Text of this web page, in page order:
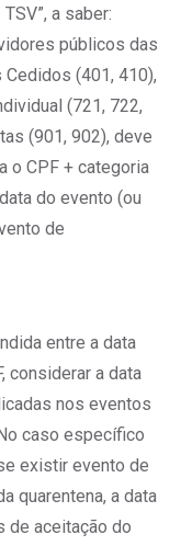
a saber:
públicos das
(401, 410),
(721, 722,
(901, 902), deve
o CPF + categoria
do evento (ou
de
entre a data
considerar a data
nos eventos
caso específico
existir evento de
quarentena, a data
de aceitação do